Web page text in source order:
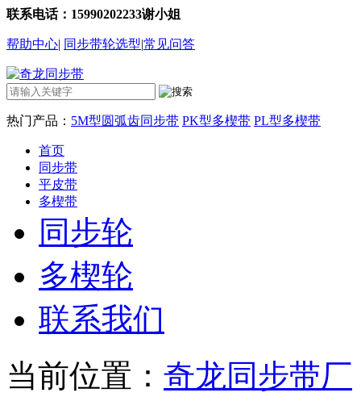
联系电话：15990202233谢小姐
帮助中心| 同步带轮选型|常见问答
热门产品： 5M型圆弧齿同步带 PK型多楔带 PL型多楔带
首页
同步带
平皮带
多楔带
同步轮
多楔轮
联系我们
当前位置： 奇龙同步带厂